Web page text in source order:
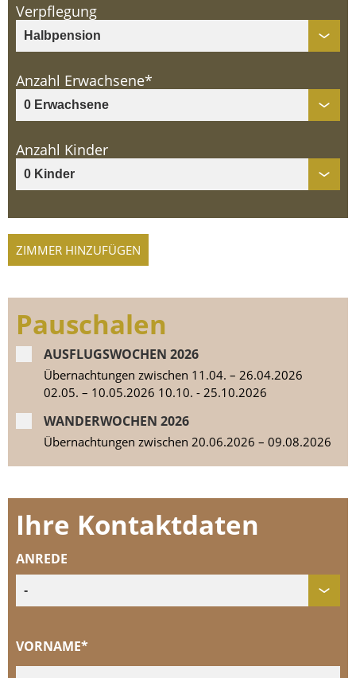
Verpflegung
Anzahl Erwachsene*
Anzahl Kinder
ZIMMER HINZUFÜGEN
Pauschalen
AUSFLUGSWOCHEN 2026
Übernachtungen zwischen 11.04. – 26.04.2026
02.05. – 10.05.2026 10.10. - 25.10.2026
WANDERWOCHEN 2026
Übernachtungen zwischen 20.06.2026 – 09.08.2026
Ihre Kontaktdaten
ANREDE
VORNAME*